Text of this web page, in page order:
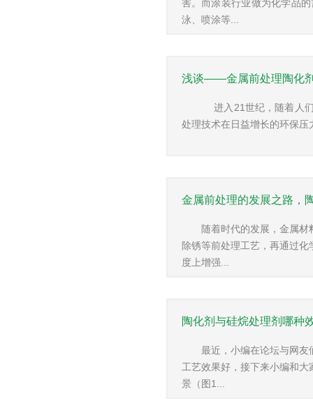
害。而涂装行业做为化学品
泳、喷涂等...
浅谈——金属前处理陶化
进入21世纪，随着人们
处理技术在日益增长的环保
金属前处理的发展之路，
随着时代的发展，金属
除锈等前处理工艺，再通过
度上增强...
陶化剂与硅烷处理剂哪种
最近，小编在论坛与网友
工艺效果好，接下来小编和
景（图1...